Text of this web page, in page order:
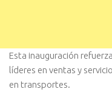
Esta inauguración
líderes en ventas y
en transportes.